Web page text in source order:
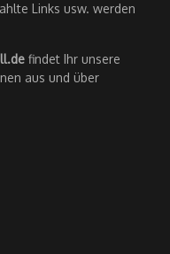
Links usw. werden
findet Ihr unsere
aus und über